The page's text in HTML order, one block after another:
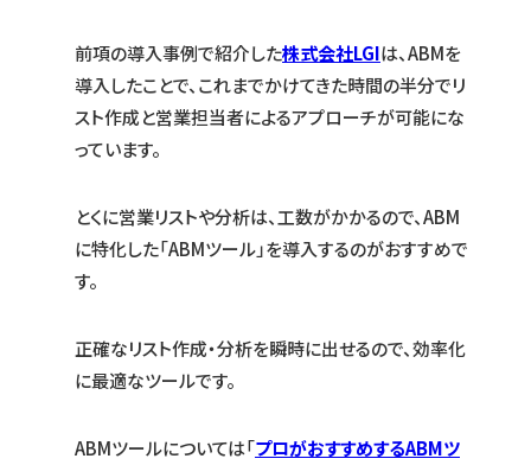
前項の導入事例で紹介した株式会社LGIは、ABMを
導入したことで、これまでかけてきた時間の半分でリ
スト作成と営業担当者によるアプローチが可能にな
っています。
とくに営業リストや分析は、工数がかかるので、ABM
に特化した「ABMツール」を導入するのがおすすめで
す。
正確なリスト作成・分析を瞬時に出せるので、効率化
に最適なツールです。
ABMツールについては「プロがおすすめするABMツ